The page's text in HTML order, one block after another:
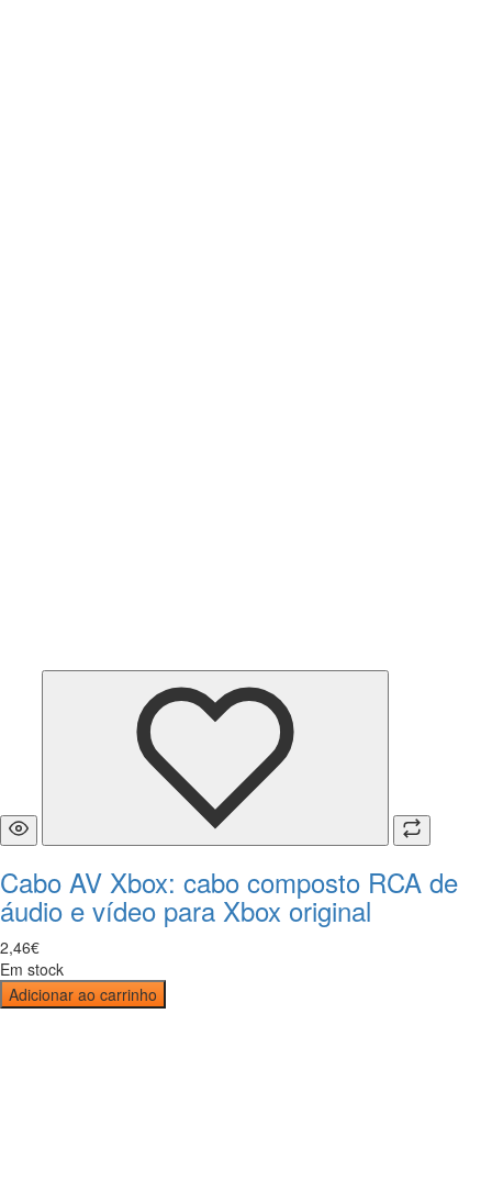
Cabo AV Xbox: cabo composto RCA de
áudio e vídeo para Xbox original
2,46€
Em stock
Adicionar ao carrinho